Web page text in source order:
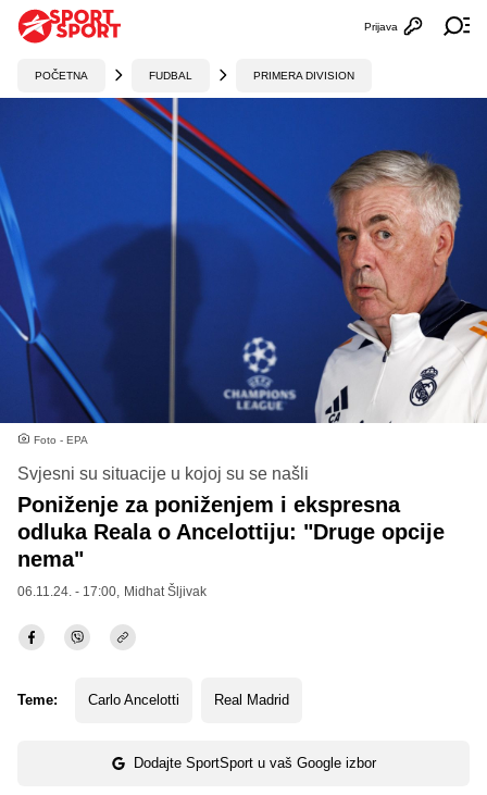
Otvori
Prijava
POČETNA FUDBAL PRIMERA DIVISION
Foto - EPA
Svjesni su situacije u kojoj su se našli
Poniženje za poniženjem i ekspresna
odluka Reala o Ancelottiju: "Druge opcije
nema"
06.11.24. - 17:00, Midhat Šljivak
Teme: Carlo Ancelotti Real Madrid
Dodajte SportSport u vaš Google izbor